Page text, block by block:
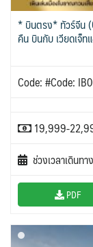
* บินตรง* ทัวร์จีน
คืน บินกับ เวียดเจ็
Code: #Code:
19,999-
ช่วงเวลาเดินท
PDF